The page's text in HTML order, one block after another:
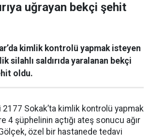
uğrayan bekçi şehit
kimlik kontrolü yapmak isteyen
silahlı saldırıda yaralanan bekçi
oldu.
2177 Sokak’ta kimlik kontrolü yapmak
4 şüphelinin açtığı ateş sonucu ağır
özel bir hastanede tedavi